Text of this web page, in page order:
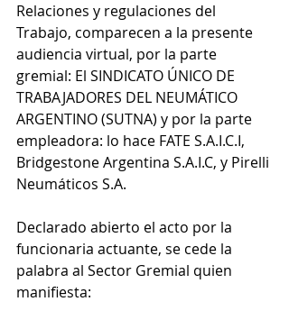
Relaciones y regulaciones del
Trabajo, comparecen a la presente
audiencia virtual, por la parte
gremial: El SINDICATO ÚNICO DE
TRABAJADORES DEL NEUMÁTICO
ARGENTINO (SUTNA) y por la parte
empleadora: lo hace FATE S.A.I.C.I,
Bridgestone Argentina S.A.I.C, y Pirelli
Neumáticos S.A.
Declarado abierto el acto por la
funcionaria actuante, se cede la
palabra al Sector Gremial quien
manifiesta: